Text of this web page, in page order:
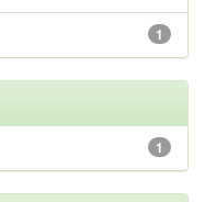
1
1